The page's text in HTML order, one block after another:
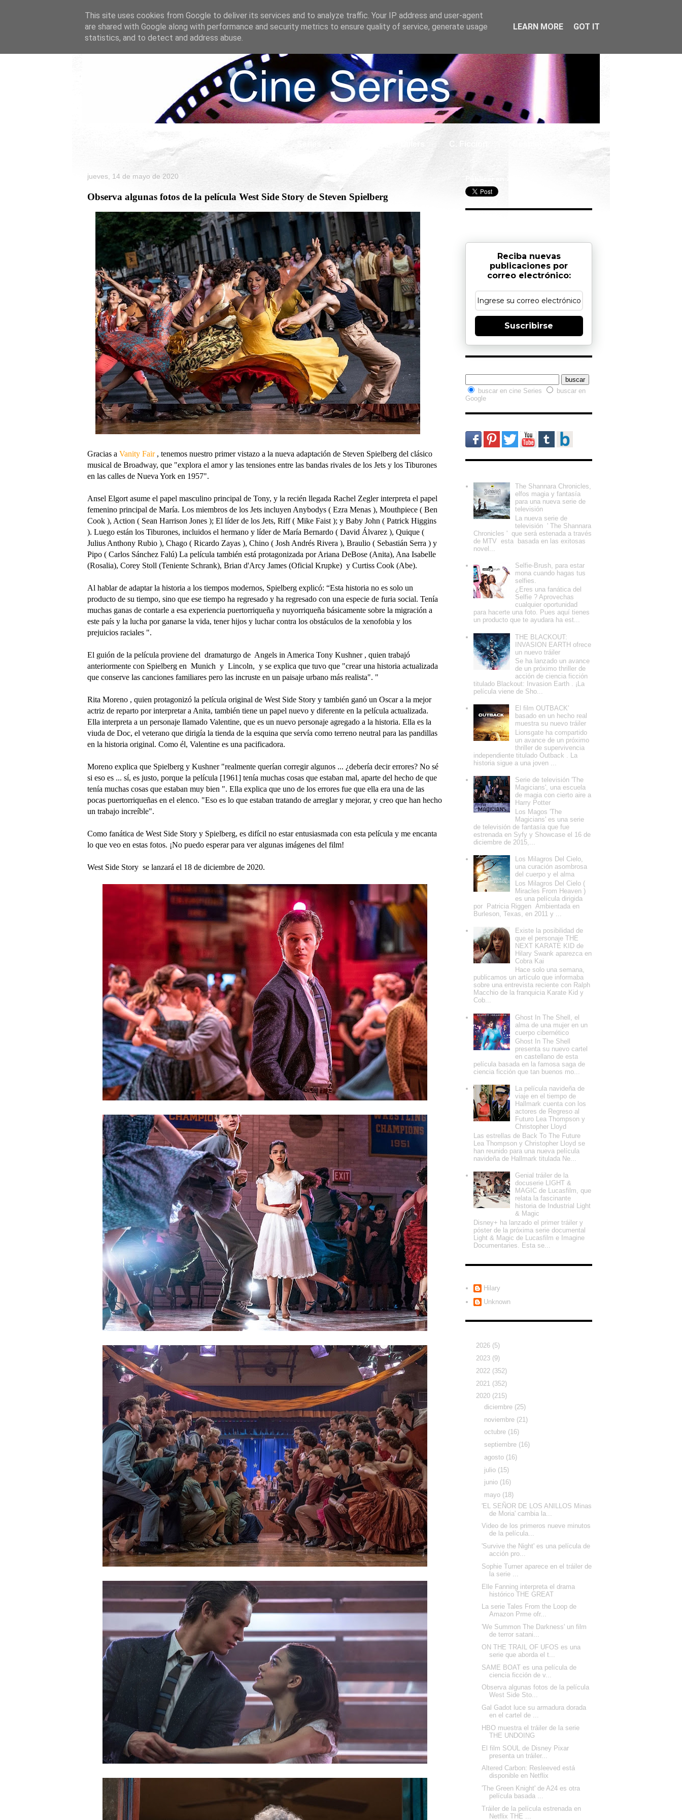
C. Ficción
jueves, 14 de mayo de 2020
Observa algunas fotos de la película West Side Story de Steven Spielberg
Gracias a Vanity Fair, tenemos nuestro primer vistazo a la nueva adaptación de Steven Spielberg del clásico
musical de Broadway, que "explora el amor y las tensiones entre las bandas rivales de los Jets y los Tiburones
en las calles de Nueva York en 1957".
Ansel Elgort asume el papel masculino principal de Tony, y la recién llegada Rachel Zegler interpreta el papel
femenino principal de María. Los miembros de los Jets incluyen Anybodys ( Ezra Menas ), Mouthpiece ( Ben
Cook ), Action ( Sean Harrison Jones ); El líder de los Jets, Riff ( Mike Faist ); y Baby John ( Patrick Higgins
). Luego están los Tiburones, incluidos el hermano y líder de María Bernardo ( David Álvarez ), Quique (
Julius Anthony Rubio ), Chago ( Ricardo Zayas ), Chino ( Josh Andrés Rivera ), Braulio ( Sebastián Serra ) y
Pipo ( Carlos Sánchez Falú) La película también está protagonizada por Ariana DeBose (Anita), Ana Isabelle
(Rosalia), Corey Stoll (Teniente Schrank), Brian d'Arcy James (Oficial Krupke) y Curtiss Cook (Abe).
Al hablar de adaptar la historia a los tiempos modernos, Spielberg explicó: “Esta historia no es solo un
producto de su tiempo, sino que ese tiempo ha regresado y ha regresado con una especie de furia social. Tenía
muchas ganas de contarle a esa experiencia puertorriqueña y nuyorriqueña básicamente sobre la migración a
este país y la lucha por ganarse la vida, tener hijos y luchar contra los obstáculos de la xenofobia y los
prejuicios raciales ".
El guión de la película proviene del dramaturgo de Angels in America Tony Kushner , quien trabajó
anteriormente con Spielberg en Munich y Lincoln, y se explica que tuvo que "crear una historia actualizada
que conserve las canciones familiares pero las incruste en un paisaje urbano más realista". "
Rita Moreno , quien protagonizó la película original de West Side Story y también ganó un Oscar a la mejor
actriz de reparto por interpretar a Anita, también tiene un papel nuevo y diferente en la película actualizada.
Ella interpreta a un personaje llamado Valentine, que es un nuevo personaje agregado a la historia. Ella es la
viuda de Doc, el veterano que dirigía la tienda de la esquina que servía como terreno neutral para las pandillas
en la historia original. Como él, Valentine es una pacificadora.
Moreno explica que Spielberg y Kushner "realmente querían corregir algunos ... ¿debería decir errores? No sé
si eso es ... sí, es justo, porque la película [1961] tenía muchas cosas que estaban mal, aparte del hecho de que
tenía muchas cosas que estaban muy bien ". Ella explica que uno de los errores fue que ella era una de las
pocas puertorriqueñas en el elenco. "Eso es lo que estaban tratando de arreglar y mejorar, y creo que han hecho
un trabajo increíble".
Como fanática de West Side Story y Spielberg, es difícil no estar entusiasmada con esta película y me encanta
lo que veo en estas fotos. ¡No puedo esperar para ver algunas imágenes del film!
West Side Story se lanzará el 18 de diciembre de 2020.
Reciba nuevas
publicaciones por
correo electrónico:
Suscribirse
buscar en cine Series
buscar en
Google
The Shannara Chronicles,
elfos magia y fantasía
para una nueva serie de
televisión
La nueva serie de
televisión ' The Shannara
Chronicles ' que será estenada a través
de MTV esta basada en las exitosas
novel...
Selfie-Brush, para estar
mona cuando hagas tus
selfies.
¿Eres una fanática del
Selfie ? Aprovechas
cualquier oportunidad
para hacerte una foto. Pues aquí tienes
un producto que te ayudara ha est...
THE BLACKOUT:
INVASION EARTH ofrece
un nuevo tráiler
Se ha lanzado un avance
de un próximo thriller de
acción de ciencia ficción
titulado Blackout: Invasion Earth . ¡La
película viene de Sho...
El film OUTBACK'
basado en un hecho real
muestra su nuevo tráiler
Lionsgate ha compartido
un avance de un próximo
thriller de supervivencia
independiente titulado Outback . La
historia sigue a una joven ...
Serie de televisión 'The
Magicians', una escuela
de magia con cierto aire a
Harry Potter
Los Magos 'The
Magicians' es una serie
de televisión de fantasía que fue
estrenada en Syfy y Showcase el 16 de
diciembre de 2015,...
Los Milagros Del Cielo,
una curación asombrosa
del cuerpo y el alma
Los Milagros Del Cielo (
Miracles From Heaven )
es una película dirigida
por Patricia Riggen Ambientada en
Burleson, Texas, en 2011 y ...
Existe la posibilidad de
que el personaje THE
NEXT KARATE KID de
Hilary Swank aparezca en
Cobra Kai
Hace solo una semana,
publicamos un artículo que informaba
sobre una entrevista reciente con Ralph
Macchio de la franquicia Karate Kid y
Cob...
Ghost In The Shell, el
alma de una mujer en un
cuerpo cibernético
Ghost In The Shell
presenta su nuevo cartel
en castellano de esta
película basada en la famosa saga de
ciencia ficción que tan buenos mo...
La película navideña de
viaje en el tiempo de
Hallmark cuenta con los
actores de Regreso al
Futuro Lea Thompson y
Christopher Lloyd
Las estrellas de Back To The Future
Lea Thompson y Christopher Lloyd se
han reunido para una nueva película
navideña de Hallmark titulada Ne...
Genial tráiler de la
docuserie LIGHT &
MAGIC de Lucasfilm, que
relata la fascinante
historia de Industrial Light
& Magic
Disney+ ha lanzado el primer tráiler y
póster de la próxima serie documental
Light & Magic de Lucasfilm e Imagine
Documentaries. Esta se...
Hilary
Unknown
2026 (5)
2023 (9)
2022 (352)
2021 (352)
2020 (215)
diciembre (25)
noviembre (21)
octubre (16)
septiembre (16)
agosto (16)
julio (15)
junio (16)
mayo (18)
'EL SEÑOR DE LOS ANILLOS Minas
de Moria' cambia la...
Video de los primeros nueve minutos
de la película...
'Survive the Night' es una película de
acción pro...
Sophie Turner aparece en el tráiler de
la serie ...
Elle Fanning interpreta el drama
histórico THE GREAT
La serie Tales From the Loop de
Amazon Prme ofr...
'We Summon The Darkness' un film
de terror satani...
ON THE TRAIL OF UFOS es una
serie que aborda el t...
SAME BOAT es una película de
ciencia ficción de v...
Observa algunas fotos de la película
West Side Sto...
Gal Gadot luce su armadura dorada
en el cartel de ...
HBO muestra el tráiler de la serie
THE UNDOING
El film SOUL de Disney Pixar
presenta un tráiler...
Altered Carbon: Resleeved está
disponible en Netflix
'The Green Knight' de A24 es otra
película basada ...
Tráiler de la película estrenada en
Netflix THE ...
This site uses cookies from Google to deliver its services and to analyze traffic. Your IP address and user-agent
are shared with Google along with performance and security metrics to ensure quality of service, generate usage
statistics, and to detect and address abuse.
LEARN MORE GOT IT